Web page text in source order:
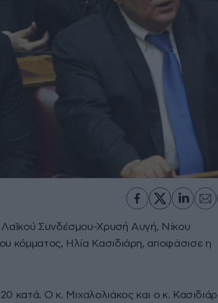
Συνδέσμου-Χρυσή Αυγή, Νίκου
κόμματος, Ηλία Κασιδιάρη, αποφάσισε η
κατά. Ο κ. Μιχαλολιάκος και ο κ.